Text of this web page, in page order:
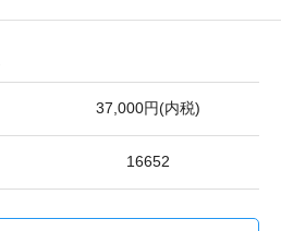
37,000円(内税)
16652